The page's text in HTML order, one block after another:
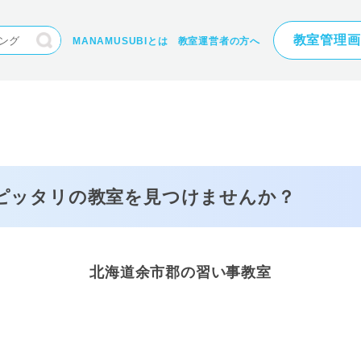
MANAMUSUBIとは 教室運営者の方へ 教室管理
ッタリの教室を見つけませんか？
北海道余市郡の習い事教室